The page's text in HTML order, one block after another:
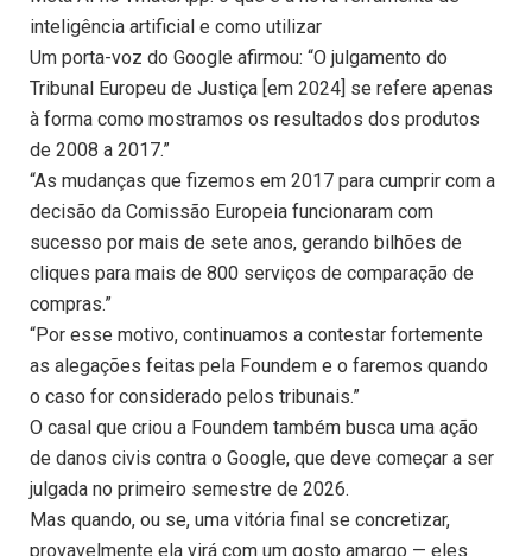
inteligência artificial e como utilizar
Um porta-voz do Google afirmou: “O julgamento do
Tribunal Europeu de Justiça [em 2024] se refere apenas
à forma como mostramos os resultados dos produtos
de 2008 a 2017.”
“As mudanças que fizemos em 2017 para cumprir com a
decisão da Comissão Europeia funcionaram com
sucesso por mais de sete anos, gerando bilhões de
cliques para mais de 800 serviços de comparação de
compras.”
“Por esse motivo, continuamos a contestar fortemente
as alegações feitas pela Foundem e o faremos quando
o caso for considerado pelos tribunais.”
O casal que criou a Foundem também busca uma ação
de danos civis contra o Google, que deve começar a ser
julgada no primeiro semestre de 2026.
Mas quando, ou se, uma vitória final se concretizar,
provavelmente ela virá com um gosto amargo — eles